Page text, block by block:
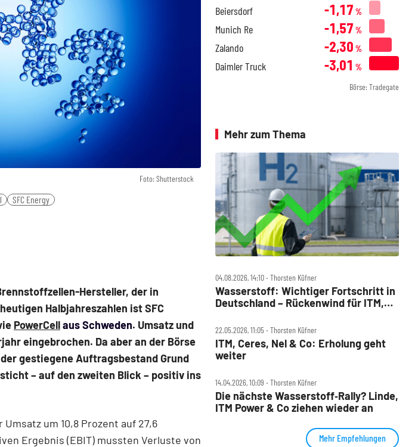
Foto: Shutterstock
SFC Energy
Hersteller, der in
Halbjahreszahlen ist SFC
PowerCellaus Schweden. Umsatz und
eingebrochen. Da aber an der Börse
gestiegene Auftragsbestand Grund
– auf den zweiten Blick – positiv ins
um 10,8 Prozent auf 27,6
Ergebnis (EBIT) mussten Verluste von
Beiersdorf -1,17 %
Munich Re -1,57 %
Zalando -2,30 %
Daimler Truck -3,01 %
Börse: Tradegate
Mehr zum Thema
04.08.2026, 14:10 ‧ Thorsten Küfner
Wasserstoff: Wichtiger Fortschritt in
Deutschland – Rückenwind für ITM,
22.05.2026, 11:05 ‧ Thorsten Küfner
ITM, Ceres, Nel & Co: Erholung geht
weiter
14.04.2026, 10:09 ‧ Thorsten Küfner
Die nächste Wasserstoff‑Rally? Linde,
ITM Power & Co ziehen wieder an
Mehr Empfehlungen